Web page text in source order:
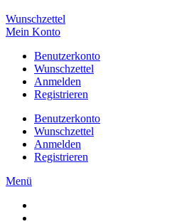
Wunschzettel
Mein Konto
Benutzerkonto
Wunschzettel
Anmelden
Registrieren
Benutzerkonto
Wunschzettel
Anmelden
Registrieren
Menü